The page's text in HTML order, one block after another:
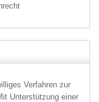
einer
Verfahren zur
Unterstützung einer